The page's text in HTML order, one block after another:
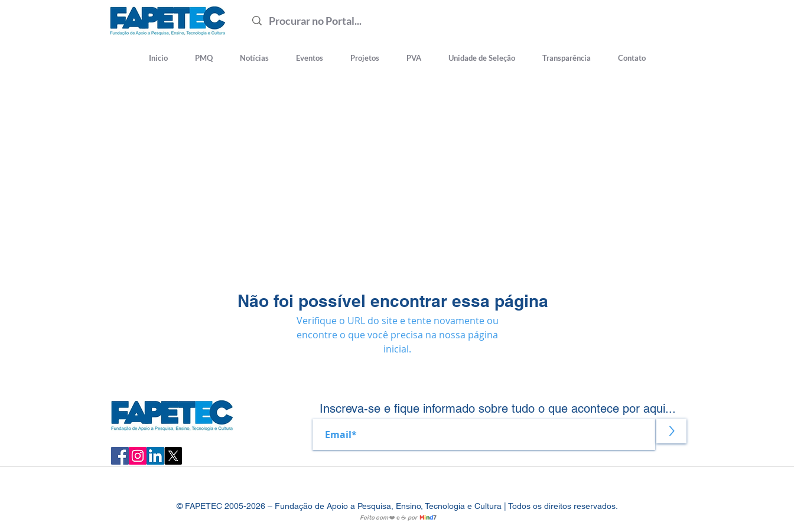
Inicio PMQ Notícias Eventos Projetos PVA Unidade de Seleção Transparência Contato
Não foi possível encontrar essa página
Verifique o URL do site e tente novamente ou
encontre o que você precisa na nossa página
inicial.
Inscreva-se e fique informado sobre tudo o que acontece por aqui...
>
© FAPETEC 2005-2026 – Fundação de Apoio a Pesquisa, Ensino, Tecnologia e Cultura | Todos os direitos reservados.
Feito com❤️ e ☕ por Mind7